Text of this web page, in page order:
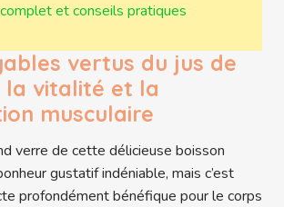
et conseils pratiques
vertus du jus de
la vitalité et la
musculaire
verre de cette délicieuse boisson
gustatif indéniable, mais c’est
profondément bénéfique pour le corps